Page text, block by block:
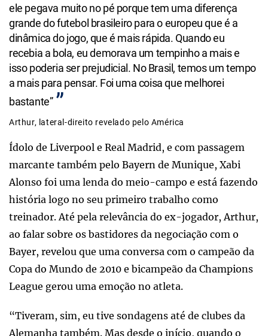
ele pegava muito no pé porque tem uma diferença
grande do futebol brasileiro para o europeu que é a
dinâmica do jogo, que é mais rápida. Quando eu
recebia a bola, eu demorava um tempinho a mais e
isso poderia ser prejudicial. No Brasil, temos um tempo
a mais para pensar. Foi uma coisa que melhorei
bastante”
Arthur, lateral-direito revelado pelo América
Ídolo de Liverpool e Real Madrid, e com passagem
marcante também pelo Bayern de Munique, Xabi
Alonso foi uma lenda do meio-campo e está fazendo
história logo no seu primeiro trabalho como
treinador. Até pela relevância do ex-jogador, Arthur,
ao falar sobre os bastidores da negociação com o
Bayer, revelou que uma conversa com o campeão da
Copa do Mundo de 2010 e bicampeão da Champions
League gerou uma emoção no atleta.
“Tiveram, sim, eu tive sondagens até de clubes da
Alemanha também. Mas desde o início, quando o